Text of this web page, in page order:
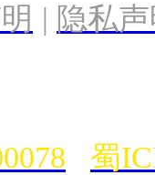
| 隐私
蜀